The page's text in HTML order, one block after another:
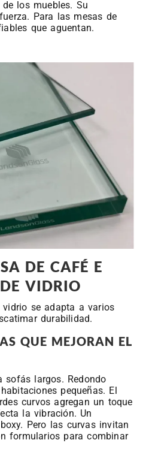
los muebles. Su
Para las mesas de
que aguentan.
DE CAFÉ E
VIDRIO
se adapta a varios
durabilidad.
QUE MEJORAN EL
sofás largos. Redondo
pequeñas. El
curvos agregan un toque
la vibración. Un
Pero las curvas invitan
formularios para combinar